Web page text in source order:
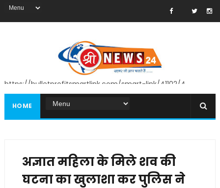
https://bulletprofitsmartlink.com/smart-link/41102/4
HOME
अज्ञात महिला के मिले शव की
घटना का खुलाशा कर पुलिस ने